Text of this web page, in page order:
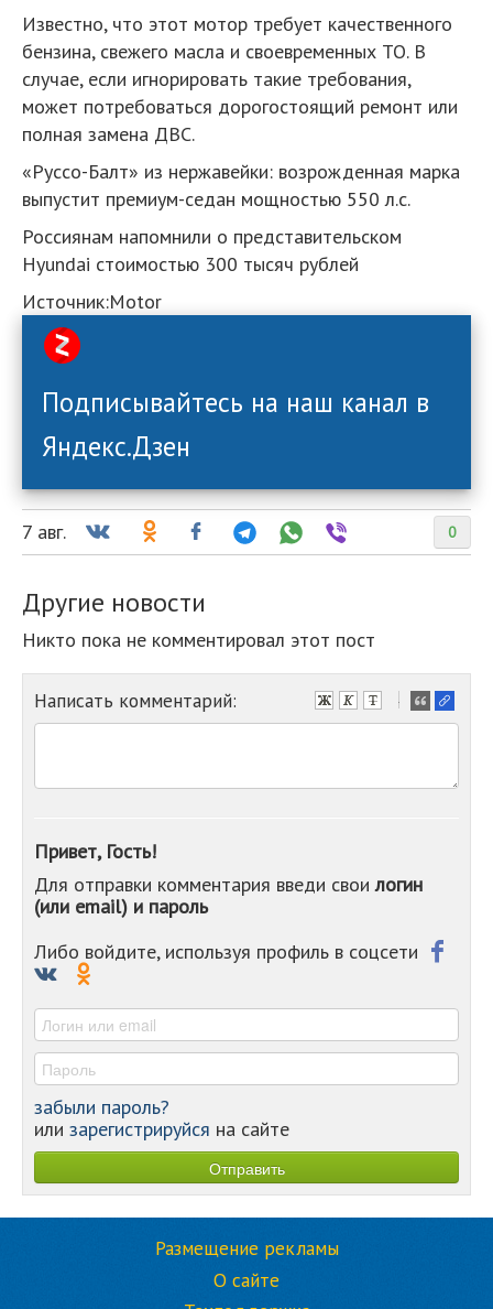
Известно, что этот мотор требует качественного
бензина, свежего масла и своевременных ТО. В
случае, если игнорировать такие требования,
может потребоваться дорогостоящий ремонт или
полная замена ДВС.
«Руссо-Балт» из нержавейки: возрожденная марка
выпустит премиум-седан мощностью 550 л.с.
Россиянам напомнили о представительском
Hyundai стоимостью 300 тысяч рублей
Источник:Motor
Подписывайтесь на наш канал в
Яндекс.Дзен
0
7 авг.
Другие новости
Никто пока не комментировал этот пост
Написать комментарий:
-
-
-
-
-
Привет, Гость!
Для отправки комментария введи своилогин
(или email) и пароль
Либо войдите, используя профиль в соцсети
забыли пароль?
или зарегистрируйся на сайте
Размещение рекламы
О сайте